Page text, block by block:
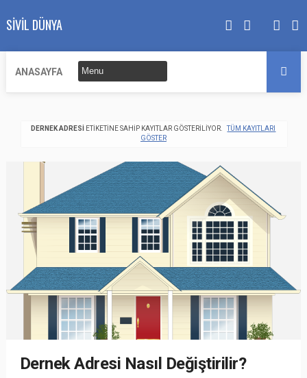
SIVIL DÜNYA
ANASAYFA
DERNEK ADRESI ETIKETINE SAHIP KAYITLAR GÖSTERILIYOR.
TÜM KAYITLARI
GÖSTER
Dernek Adresi Nasıl Değiştirilir?